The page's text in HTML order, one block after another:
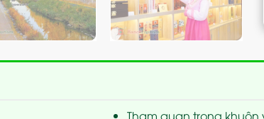
Tham quan trong khuôn